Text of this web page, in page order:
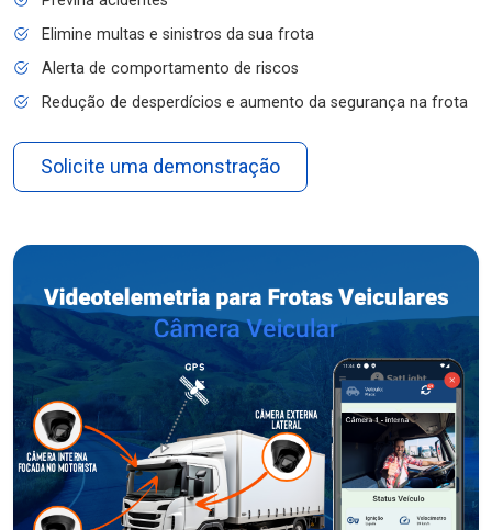
Elimine multas e sinistros da sua frota
Alerta de comportamento de riscos
Redução de desperdícios e aumento da segurança na frota
Solicite uma demonstração